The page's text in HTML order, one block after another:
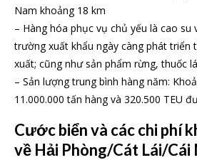
Nam khoảng 18 km
– Hàng hóa phục vụ chủ yếu là cao su
trường xuất khẩu ngày càng phát triển
xuất; cũng như sản phẩm rừng, thuốc
– Sản lượng trung bình hàng năm:
11.000.000 tấn hàng và 320.500 TEU
Cước biển và các chi phí
về Hải Phòng/Cát Lái/Cái